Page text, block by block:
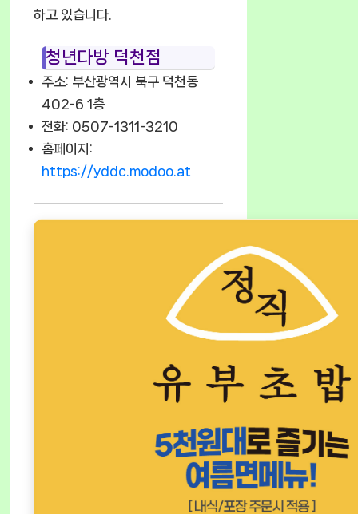
하고 있습니다.
청년다방 덕천점
주소: 부산광역시 북구 덕천동
402-6 1층
전화: 0507-1311-3210
홈페이지:
https://yddc.modoo.at